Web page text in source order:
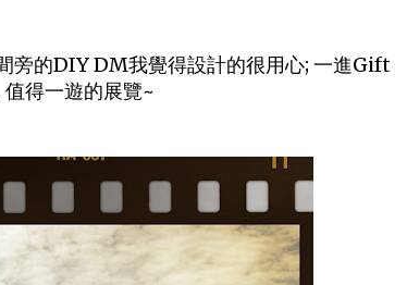
旁的DIY DM我覺得設計的很用心; 一進Gift
得一遊的展覽~